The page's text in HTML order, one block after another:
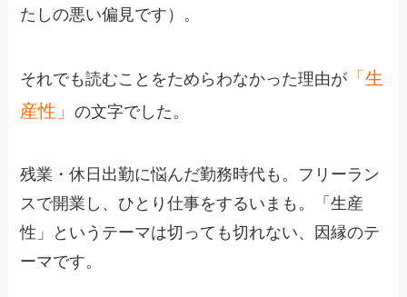
たしの悪い偏見です）。
それでも読むことをためらわなかった理由が 「生
産性」の文字でした。
残業・休日出勤に悩んだ勤務時代も。フリーラン
スで開業し、ひとり仕事をするいまも。「生産
性」というテーマは切っても切れない、因縁のテ
ーマです。